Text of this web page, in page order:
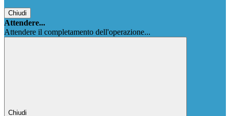
Chiudi
Attendere...
Attendere il completamento dell'operazione...
Chiudi